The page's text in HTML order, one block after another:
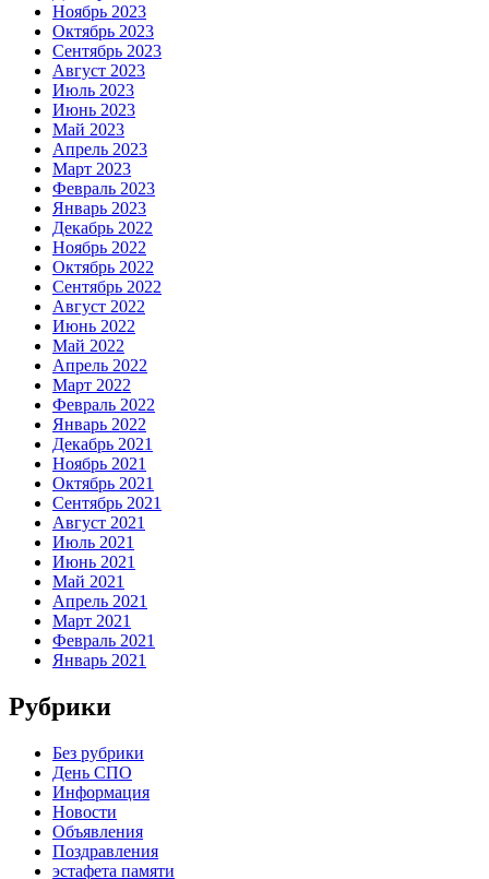
Ноябрь 2023
Октябрь 2023
Сентябрь 2023
Август 2023
Июль 2023
Июнь 2023
Май 2023
Апрель 2023
Март 2023
Февраль 2023
Январь 2023
Декабрь 2022
Ноябрь 2022
Октябрь 2022
Сентябрь 2022
Август 2022
Июнь 2022
Май 2022
Апрель 2022
Март 2022
Февраль 2022
Январь 2022
Декабрь 2021
Ноябрь 2021
Октябрь 2021
Сентябрь 2021
Август 2021
Июль 2021
Июнь 2021
Май 2021
Апрель 2021
Март 2021
Февраль 2021
Январь 2021
Рубрики
Без рубрики
День СПО
Информация
Новости
Объявления
Поздравления
эстафета памяти